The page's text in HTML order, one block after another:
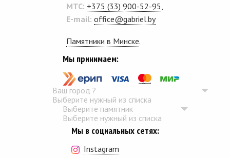
MTC: +375 (33) 900-52-95
E-mail: office@gabriel.by
Памятники в Минске.
Мы принимаем:
Ваш город ?
Выберите нужный из списка
Выберите памятник
Выберите нужный из списка
Мы в социальных сетях:
Instagram